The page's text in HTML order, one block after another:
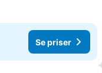
Se priser